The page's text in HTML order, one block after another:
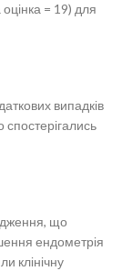
= 19) для
випадків
що
ендометрія
клінічну